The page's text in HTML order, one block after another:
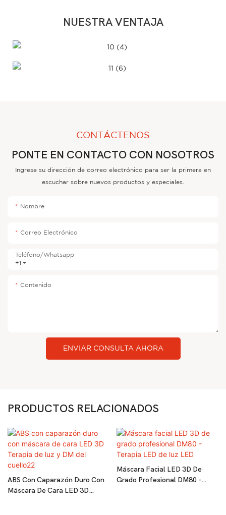
NUESTRA VENTAJA
CONTÁCTENOS
PONTE EN CONTACTO CON NOSOTROS
Ingrese su dirección de correo electrónico para ser la primera en
escuchar sobre nuevos productos y especiales.
Nombre
Correo Electrónico
+1
Teléfono/whatsapp
Contenido
ENVIAR CONSULTA AHORA
PRODUCTOS RELACIONADOS
ABS Con Caparazón Duro Con
Máscara De Cara LED 3D
Máscara Facial LED 3D De
Grado Profesional DM80 -